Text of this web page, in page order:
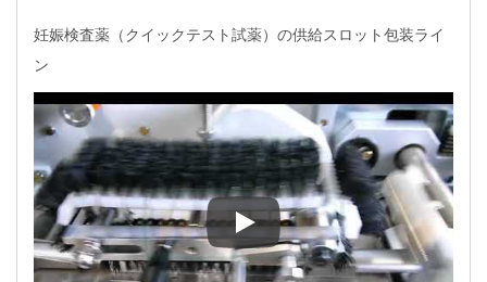
妊娠検査薬（クイックテスト試薬）の供給スロット包装ライ
ン
妊娠検査薬（クイックテスト